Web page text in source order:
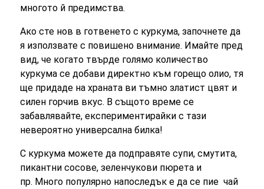
многото й предимства.
Ако сте нов в готвенето с куркума, започнете да
я използвате с повишено внимание. Имайте пред
вид, че когато твърде голямо количество
куркума се добави директно към горещо олио, тя
ще придаде на храната ви тъмно златист цвят и
силен горчив вкус. В същото време се
забавлявайте, експериментирайки с тази
невероятно универсална билка!
С куркума можете да подправяте супи, смутита,
пикантни сосове, зеленчукови пюрета и
пр. Много популярно напоследък е да се пие чай